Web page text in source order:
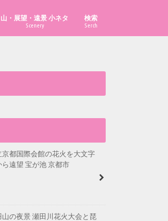
山・展望・遠景 小ネタ
Scenery
検索
Serch
京都国際会館の花火を大文字
ら遠望 宝が池 京都市
山の夜景 瀬田川花火大会と琵